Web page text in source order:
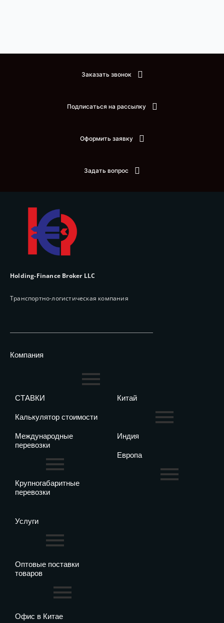
Заказать звонок
Подписаться на рассылку
Оформить заявку
Задать вопрос
Holding-Finance Broker LLC
Транспортно-логистическая компания
Компания
СТАВКИ
Калькулятор стоимости
Международные
перевозки
Крупногабаритные
перевозки
Китай
Индия
Европа
Услуги
Оптовые поставки
товаров
Офис в Китае